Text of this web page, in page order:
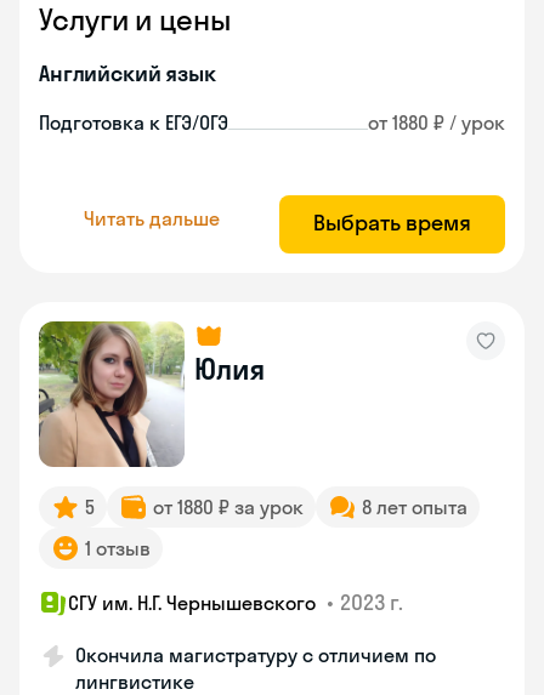
Услуги и цены
Английский язык
Подготовка к ЕГЭ/ОГЭ от 1880 ₽ / урок
Читать дальше Выбрать время
Юлия
5 от 1880 ₽ за урок
8 лет опыта
1 отзыв
СГУ им. Н.Г. Чернышевского • 2023 г.
Окончила магистратуру с отличием по
лингвистике